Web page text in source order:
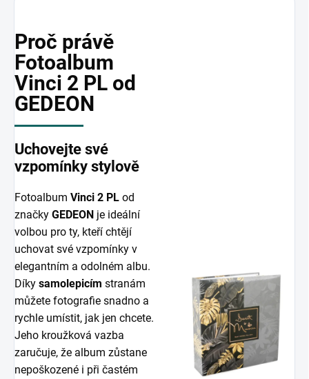
Proč právě
Fotoalbum
Vinci 2 PL od
GEDEON
Uchovejte své
vzpomínky stylově
Fotoalbum Vinci 2 PL od
značky GEDEON je ideální
volbou pro ty, kteří chtějí
uchovat své vzpomínky v
elegantním a odolném albu.
Díky samolepicím stranám
můžete fotografie snadno a
rychle umístit, jak jen chcete.
Jeho kroužková vazba
zaručuje, že album zůstane
nepoškozené i při častém